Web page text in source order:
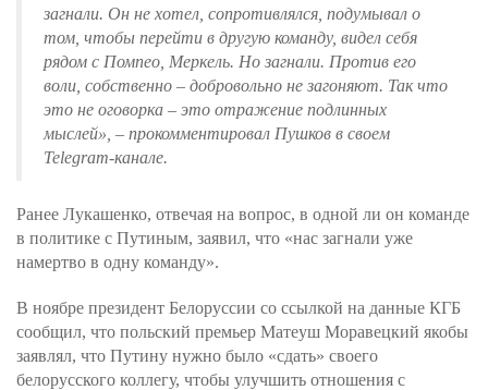
загнали. Он не хотел, сопротивлялся, подумывал о
том, чтобы перейти в другую команду, видел себя
рядом с Помпео, Меркель. Но загнали. Против его
воли, собственно – добровольно не загоняют. Так что
это не оговорка – это отражение подлинных
мыслей», – прокомментировал Пушков в своем
Telegram-канале.
Ранее Лукашенко, отвечая на вопрос, в одной ли он команде
в политике с Путиным, заявил, что «нас загнали уже
намертво в одну команду».
В ноябре президент Белоруссии со ссылкой на данные КГБ
сообщил, что польский премьер Матеуш Моравецкий якобы
заявлял, что Путину нужно было «сдать» своего
белорусского коллегу, чтобы улучшить отношения с